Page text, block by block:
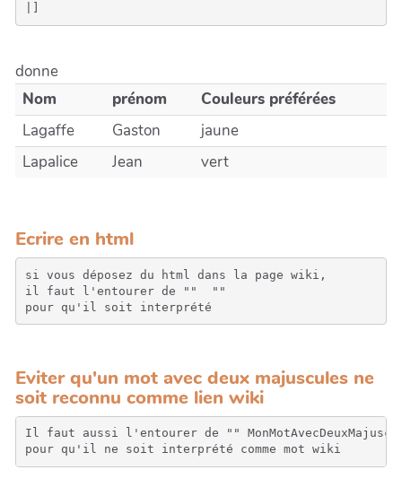
donne
Nom
prénom
Couleurs préférées
Lagaffe
Gaston
jaune
Lapalice
Jean vert
Ecrire en html
si vous déposez du html dans la page wiki,
il faut l'entourer de ""
""
pour qu'il soit interprété
Eviter qu'un mot avec deux majuscules ne
soit reconnu comme lien wiki
Il faut aussi l'entourer de ""
pour qu'il ne soit interprété comme mot wiki